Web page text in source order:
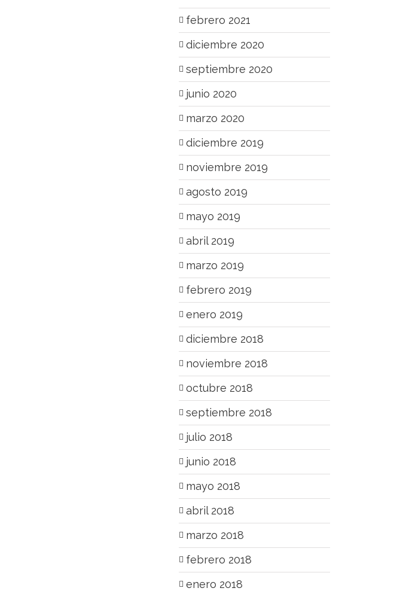
febrero 2021
diciembre 2020
septiembre 2020
junio 2020
marzo 2020
diciembre 2019
noviembre 2019
agosto 2019
mayo 2019
abril 2019
marzo 2019
febrero 2019
enero 2019
diciembre 2018
noviembre 2018
octubre 2018
septiembre 2018
julio 2018
junio 2018
mayo 2018
abril 2018
marzo 2018
febrero 2018
enero 2018